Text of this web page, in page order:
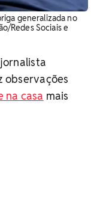
generalizada no
Redes Sociais e
observações
na casa mais